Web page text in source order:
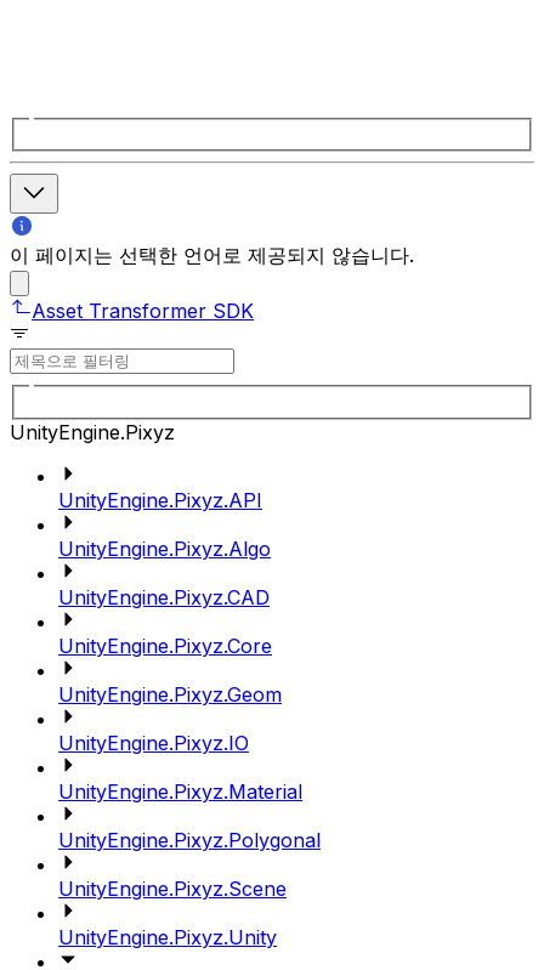
이 페이지는 선택한 언어로 제공되지 않습니다.
Asset Transformer SDK
UnityEngine.Pixyz
UnityEngine.Pixyz.API
UnityEngine.Pixyz.Algo
UnityEngine.Pixyz.CAD
UnityEngine.Pixyz.Core
UnityEngine.Pixyz.Geom
UnityEngine.Pixyz.IO
UnityEngine.Pixyz.Material
UnityEngine.Pixyz.Polygonal
UnityEngine.Pixyz.Scene
UnityEngine.Pixyz.Unity